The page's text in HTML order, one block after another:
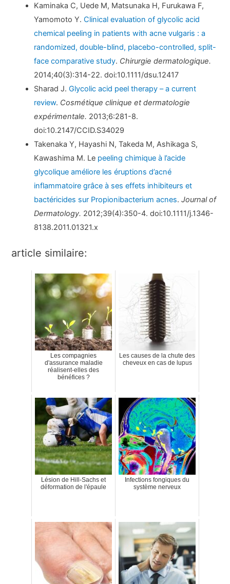
Kaminaka C, Uede M, Matsunaka H, Furukawa F,
Yamomoto Y.Clinical evaluation of glycolic acid
chemical peeling in patients with acne vulgaris : a
randomized, double-blind, placebo-controlled, split-
face comparative study. Chirurgie dermatologique.
2014;40(3):314-22. doi:10.1111/dsu.12417
Sharad J.Glycolic acid peel therapy – a current
review. Cosmétique clinique et dermatologie
expérimentale. 2013;6:281-8.
doi:10.2147/CCID.S34029
Takenaka Y, Hayashi N, Takeda M, Ashikaga S,
Kawashima M. Le peeling chimique à l’acide
glycolique améliore les éruptions d’acné
inflammatoire grâce à ses effets inhibiteurs et
bactéricides sur Propionibacterium acnes.Journal of
Dermatology. 2012;39(4):350-4. doi:10.1111/j.1346-
8138.2011.01321.x
article similaire:
Les compagnies
d'assurance maladie
réalisent-elles des
bénéfices ?
Les causes de la chute des
cheveux en cas de lupus
Lésion de Hill-Sachs et
déformation de l'épaule
Infections fongiques du
système nerveux